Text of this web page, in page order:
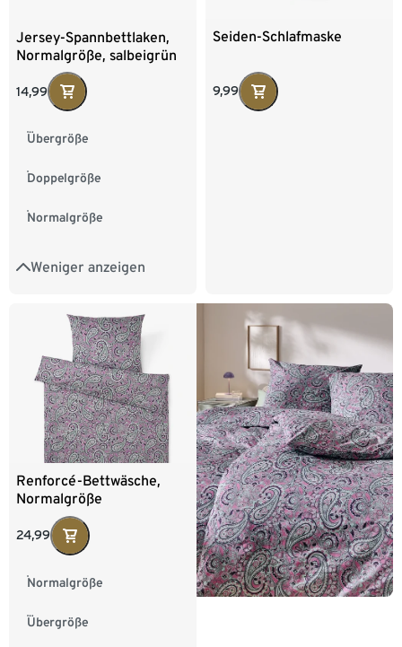
Jersey-Spannbettlaken,
Normalgröße, salbeigrün
14,99
Weniger anzeigen
Übergröße
Doppelgröße
Normalgröße
Seiden-Schlafmaske
9,99
Renforcé-Bettwäsche,
Normalgröße
24,99
Normalgröße
Übergröße